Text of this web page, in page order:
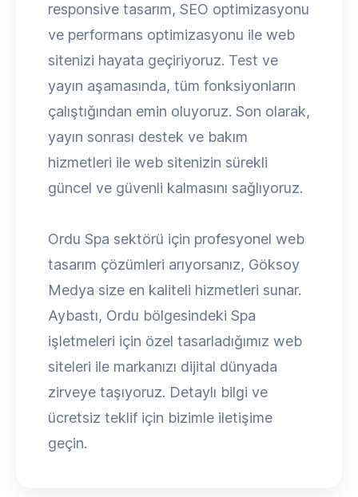
responsive tasarım, SEO optimizasyonu
ve performans optimizasyonu ile web
sitenizi hayata geçiriyoruz. Test ve
yayın aşamasında, tüm fonksiyonların
çalıştığından emin oluyoruz. Son olarak,
yayın sonrası destek ve bakım
hizmetleri ile web sitenizin sürekli
güncel ve güvenli kalmasını sağlıyoruz.
Ordu Spa sektörü için profesyonel web
tasarım çözümleri arıyorsanız, Göksoy
Medya size en kaliteli hizmetleri sunar.
Aybastı, Ordu bölgesindeki Spa
işletmeleri için özel tasarladığımız web
siteleri ile markanızı dijital dünyada
zirveye taşıyoruz. Detaylı bilgi ve
ücretsiz teklif için bizimle iletişime
geçin.